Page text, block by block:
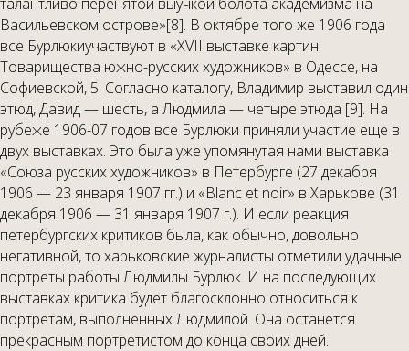
Васильевском острове»[8]. В октябре того же 1906 года
все Бурлюкиучаствуют в «XVII выставке картин
Товарищества южно-русских художников» в Одессе, на
Софиевской, 5. Согласно каталогу, Владимир выставил один
этюд, Давид — шесть, а Людмила — четыре этюда [9]. На
рубеже 1906-07 годов все Бурлюки приняли участие еще в
двух выставках. Это была уже упомянутая нами выставка
«Союза русских художников» в Петербурге (27 декабря
1906 — 23 января 1907 гг.) и «Blanc et noir» в Харькове (31
декабря 1906 — 31 января 1907 г.). И если реакция
петербургских критиков была, как обычно, довольно
негативной, то харьковские журналисты отметили удачные
портреты работы Людмилы Бурлюк. И на последующих
выставках критика будет благосклонно относиться к
портретам, выполненных Людмилой. Она останется
прекрасным портретистом до конца своих дней.